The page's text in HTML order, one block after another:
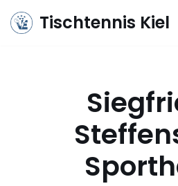
Zum
Tischtennis Kiel